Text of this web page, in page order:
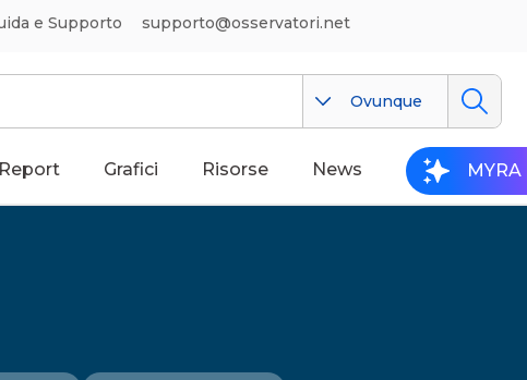
e Supporto supporto@osservatori.net
Ovunque
Report Grafici Risorse News MYRA